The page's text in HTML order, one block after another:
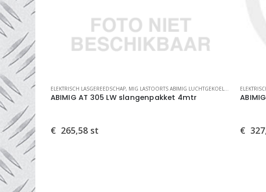
,MIG LINERS ELEKTRISCH LASGEREEDSCHAP, MIG LASTOORTS ABIMIG LUCHTGEKOELDE MIG
ABIMIG AT 305 LW slangenpakket 4mtr
€ 265,58 st €